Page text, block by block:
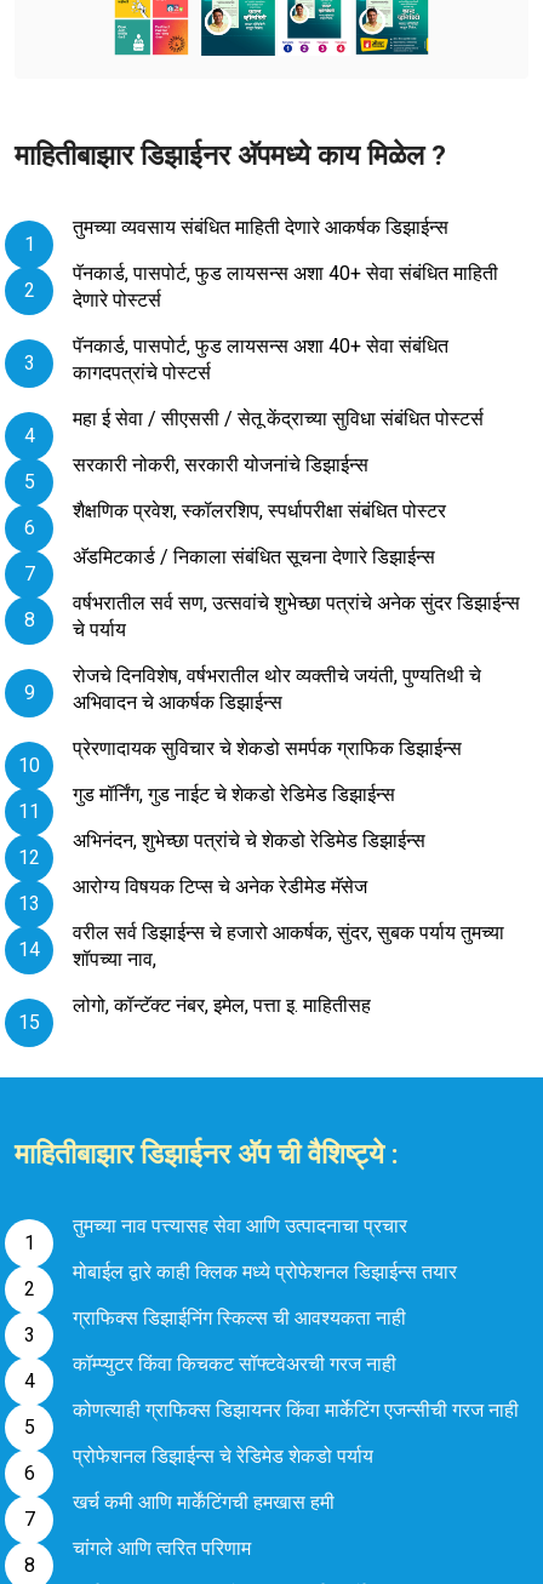
माहितीबाझार डिझाईनर अ‍ॅपमध्ये काय मिळेल ?
तुमच्या व्यवसाय संबंधित माहिती देणारे आकर्षक डिझाईन्स
पॅनकार्ड, पासपोर्ट, फुड लायसन्स अशा 40+ सेवा संबंधित माहिती
देणारे पोस्टर्स
पॅनकार्ड, पासपोर्ट, फुड लायसन्स अशा 40+ सेवा संबंधित
कागदपत्रांचे पोस्टर्स
महा ई सेवा / सीएससी / सेतू केंद्राच्या सुविधा संबंधित पोस्टर्स
सरकारी नोकरी, सरकारी योजनांचे डिझाईन्स
शैक्षणिक प्रवेश, स्कॉलरशिप, स्पर्धापरीक्षा संबंधित पोस्टर
अ‍ॅडमिटकार्ड / निकाला संबंधित सूचना देणारे डिझाईन्स
वर्षभरातील सर्व सण, उत्सवांचे शुभेच्छा पत्रांचे अनेक सुंदर डिझाईन्स
चे पर्याय
रोजचे दिनविशेष, वर्षभरातील थोर व्यक्तीचे जयंती, पुण्यतिथी चे
अभिवादन चे आकर्षक डिझाईन्स
प्रेरणादायक सुविचार चे शेकडो समर्पक ग्राफिक डिझाईन्स
गुड मॉर्निंग, गुड नाईट चे शेकडो रेडिमेड डिझाईन्स
अभिनंदन, शुभेच्छा पत्रांचे चे शेकडो रेडिमेड डिझाईन्स
आरोग्य विषयक टिप्स चे अनेक रेडीमेड मॅसेज
वरील सर्व डिझाईन्स चे हजारो आकर्षक, सुंदर, सुबक पर्याय तुमच्या
शॉपच्या नाव,
लोगो, कॉन्टॅक्ट नंबर, इमेल, पत्ता इ. माहितीसह
माहितीबाझार डिझाईनर अ‍ॅप ची वैशिष्ट्ये :
तुमच्या नाव पत्त्यासह सेवा आणि उत्पादनाचा प्रचार
मोबाईल द्वारे काही क्लिक मध्ये प्रोफेशनल डिझाईन्स तयार
ग्राफिक्स डिझाईनिंग स्किल्स ची आवश्यकता नाही
कॉम्प्युटर किंवा किचकट सॉफ्टवेअरची गरज नाही
कोणत्याही ग्राफिक्स डिझायनर किंवा मार्केटिंग एजन्सीची गरज नाही
प्रोफेशनल डिझाईन्स चे रेडिमेड शेकडो पर्याय
खर्च कमी आणि मार्केंटिंगची हमखास हमी
चांगले आणि त्वरित परिणाम